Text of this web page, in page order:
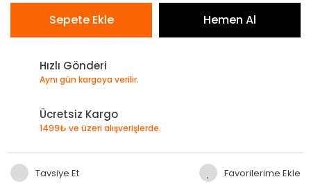
Sepete Ekle Hemen Al
Hızlı Gönderi
Aynı gün kargoya verilir.
Ücretsiz Kargo
1499₺ ve üzeri alışverişlerde.
Tavsiye Et